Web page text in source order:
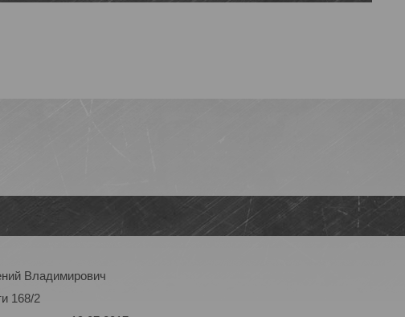
Владимирович
168/2